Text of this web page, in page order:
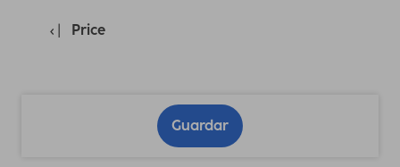
Price
Guardar